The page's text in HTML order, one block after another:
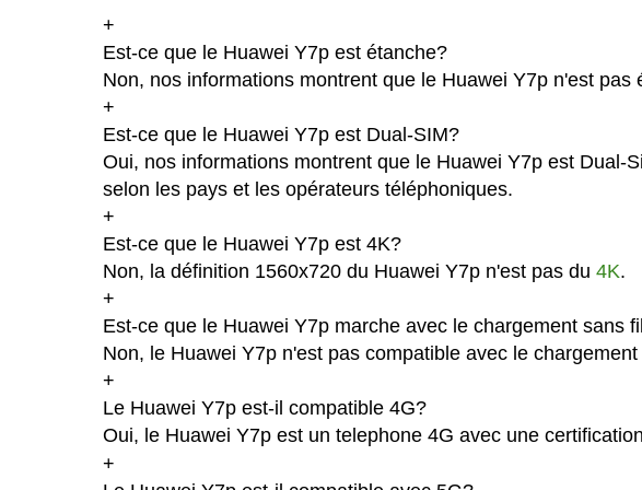
+
Est-ce que le Huawei Y7p est étanche?
Non, nos informations montrent que le Huawei Y7p n'est pas
+
Est-ce que le Huawei Y7p est Dual-SIM?
Oui, nos informations montrent que le Huawei Y7p est Dual-
selon les pays et les opérateurs téléphoniques.
+
Est-ce que le Huawei Y7p est 4K?
Non, la définition 1560x720 du Huawei Y7p n'est pas du 4K.
+
Est-ce que le Huawei Y7p marche avec le chargement sans
Non, le Huawei Y7p n'est pas compatible avec le chargement
+
Le Huawei Y7p est-il compatible 4G?
Oui, le Huawei Y7p est un telephone 4G avec une
+